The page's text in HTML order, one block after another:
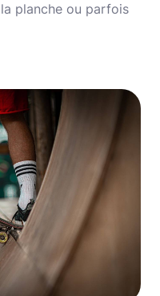
planche ou parfois